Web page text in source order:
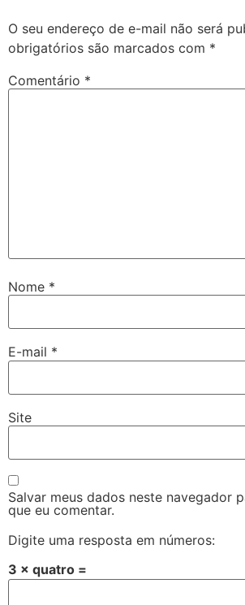
O seu endereço de e-mail não será
obrigatórios são marcados com *
Comentário *
Nome *
E-mail *
Site
Salvar meus dados neste navegador
que eu comentar.
Digite uma resposta em números:
3 × quatro =